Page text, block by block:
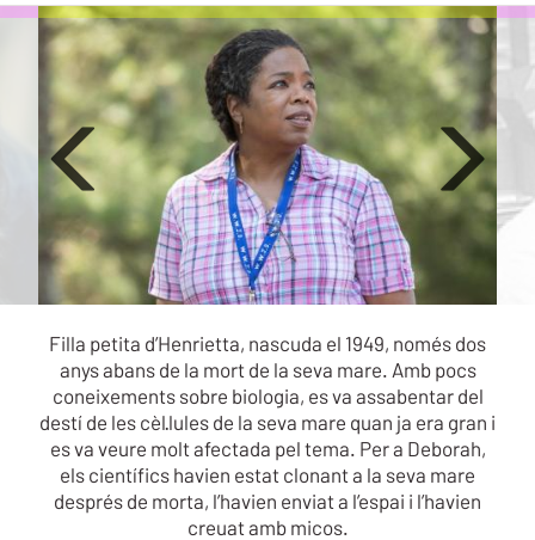
Filla petita d’Henrietta, nascuda el 1949, només dos
anys abans de la mort de la seva mare. Amb pocs
coneixements sobre biologia, es va assabentar del
destí de les cèl·lules de la seva mare quan ja era gran i
es va veure molt afectada pel tema. Per a Deborah,
els científics havien estat clonant a la seva mare
després de morta, l’havien enviat a l’espai i l’havien
creuat amb micos.
Previous